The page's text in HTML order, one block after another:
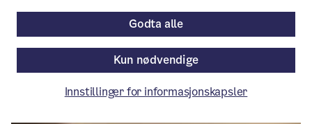
undervisningsressurser om klima, miljø
og bærekraft.
Av Klimaetaten
Kun nødvendige
Godta alle
Innstillinger for informasjonskapsler